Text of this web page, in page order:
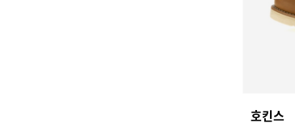
호킨스